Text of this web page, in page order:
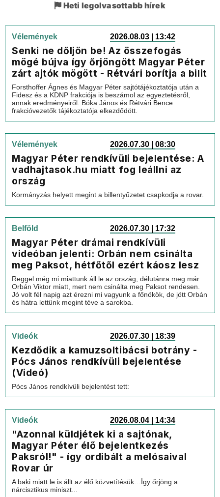
Heti legolvasottabb hírek
Vélemények 2026.08.03 | 13:42
Senki ne dőljön be! Az összefogás
mögé bújva így őrjöngött Magyar Péter
zárt ajtók mögött - Rétvári borítja a bilit
Forsthoffer Ágnes és Magyar Péter sajtótájékoztatója után a
Fidesz és a KDNP frakciója is beszámol az egyeztetésről,
annak eredményeiről. Bóka János és Rétvári Bence
frakcióvezetők tájékoztatója elkezdődött.
Vélemények 2026.07.30 | 08:30
Magyar Péter rendkívüli bejelentése: A
vadhajtasok.hu miatt fog leállni az
ország
Kormányzás helyett megint a billentyűzetet csapkodja a rovar.
Belföld 2026.07.30 | 17:32
Magyar Péter drámai rendkívüli
videóban jelenti: Orbán nem csinálta
meg Paksot, hétfőtől ezért káosz lesz
Reggel még mi miattunk áll le az ország, délutánra meg már
Orbán Viktor miatt, mert nem csinálta meg Paksot rendesen.
Jó volt fél napig azt érezni mi vagyunk a főnökök, de jött Orbán
és hátra lettünk megint téve a sarokba.
Videók 2026.07.30 | 18:39
Kezdődik a kamuzsoltibácsi botrány -
Pócs János rendkívüli bejelentése
(Videó)
Pócs János rendkívüli bejelentést tett:
Videók 2026.08.04 | 14:34
"Azonnal küldjétek ki a sajtónak,
Magyar Péter élő bejelentkezés
Paksról!" - így ordibált a melósaival
Rovar úr
A baki miatt le is állt az élő közvetítésük…Így őrjöng a
nárcisztikus miniszt...